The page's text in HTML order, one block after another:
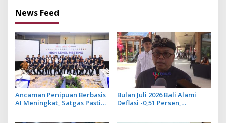
News Feed
Ancaman Penipuan Berbasis
AI Meningkat, Satgas Pasti
Bulan Juli 2026 Bali Alami
Deflasi -0,51 Persen,